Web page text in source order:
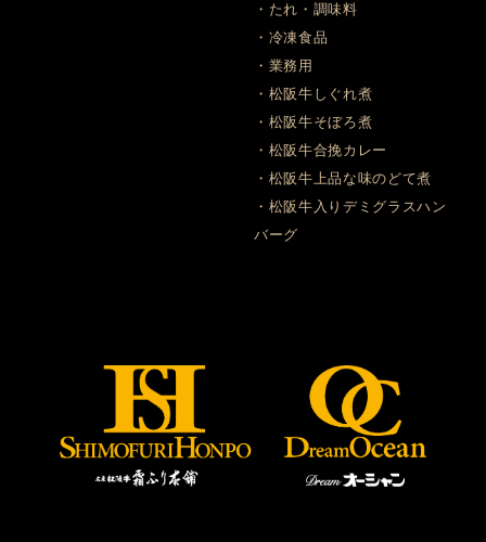
・たれ・調味料
・冷凍食品
・業務用
・松阪牛しぐれ煮
・松阪牛そぼろ煮
・松阪牛合挽カレー
・松阪牛上品な味のどて煮
・松阪牛入りデミグラスハン
バーグ